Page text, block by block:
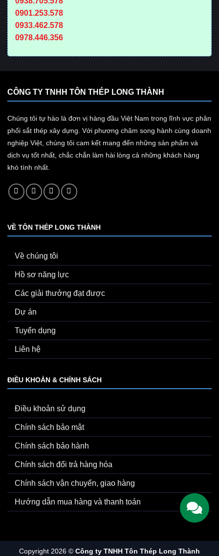
0901.253.578
0933.462.578
0978.446.356
CÔNG TY TNHH TÔN THÉP LONG THÀNH
Chúng tôi tự hào là đơn vị hàng đầu Việt Nam trong lĩnh vực phân
phối sắt thép xây dựng. Với phương châm song hành cùng doanh
nghiệp Việt, chúng tôi cam kết mang đến những sản phẩm và
dịch vụ tốt nhất, chắc chắn làm hài lòng cả những khách hàng
khó tính nhất.
VỀ TÔN THÉP LONG THÀNH
Về chúng tôi
Hồ sơ năng lực
Các giải thưởng đạt được
Dự án
Tuyển dụng
Liên hệ
ĐIỀU KHOẢN & CHÍNH SÁCH
Điều khoản sử dụng
Chính sách bảo mật
Chính sách bảo hành
Chính sách đổi trả hàng hóa
Chính sách vận chuyển, giao hàng
Hướng dẫn mua hàng và thanh toán
Copyright 2026 © Công ty TNHH Tôn Thép Long Thành